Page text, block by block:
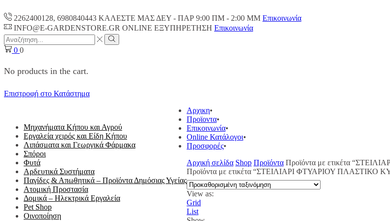
2262400128, 6980840443 ΚΑΛΕΣΤΕ ΜΑΣ ΔΕΥ - ΠΑΡ 9:00 ΠM - 2:00 ΜΜ Επικοινωνία
INFO@E-GARDENSTORE.GR ONLINE ΕΞΥΠΗΡΕΤΗΣH Επικοινωνία
Search
input
Search
0 0
No products in the cart.
Επιστροφή στο Κατάστημα
Μηχανήματα Κήπου και Αγρού
Εργαλεία χειρός και Είδη Κήπου
Λιπάσματα και Γεωργικά Φάρμακα
Σπόροι
Φυτά
Αρδευτικά Συστήματα
Παγίδες & Απωθητικά – Προϊόντα Δημόσιας Υγείας
Ατομική Προστασία
Δομικά – Ηλεκτρικά Εργαλεία
Pet Shop
Οινοποίηση
Αρχικη
Προϊοντα
Επικοινωνία
Online Κατάλογοι
Προσφορές
Αρχική σελίδα Shop Προϊόντα Προϊόντα με ετικέτα
Προϊόντα με ετικέτα “ΣΤΕΙΛΙΑΡΙ ΦΤΥΑΡΙΟΥ ΠΛΑΣΤΙΚΟ
View as:
Grid
List